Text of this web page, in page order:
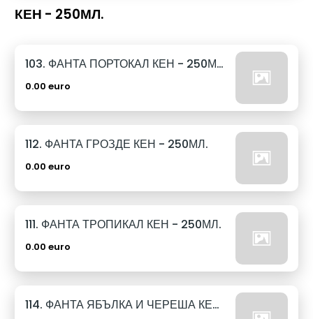
КЕН - 250МЛ.
103. ФАНТА ПОРТОКАЛ КЕН - 250МЛ.
0.00 euro
112. ФАНТА ГРОЗДЕ КЕН - 250МЛ.
0.00 euro
111. ФАНТА ТРОПИКАЛ КЕН - 250МЛ.
0.00 euro
114. ФАНТА ЯБЪЛКА И ЧЕРЕША КЕН - 250МЛ.